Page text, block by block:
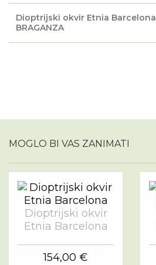
Dioptrijski okvir Etnia Barcelona
BRAGANZA
MOGLO BI VAS ZANIMATI
Dioptrijski okvir
Etnia Barcelona
154,00 €